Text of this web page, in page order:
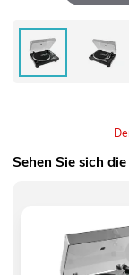
Sehen Sie sich